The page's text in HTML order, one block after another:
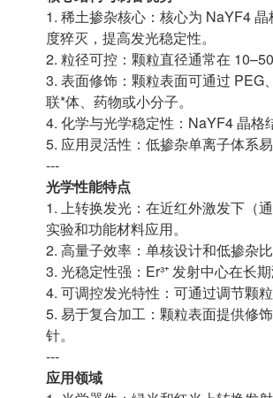
1. 稀土掺杂核心：核心为 NaYF4 晶
度猝灭，提高发光稳定性。
2. 粒径可控：颗粒直径通常在
3. 表面修饰：颗粒表面可通过
联*体、药物或小分子。
4. 化学与光学稳定性：NaYF4 晶格
5. 应用灵活性：低掺杂单离子体系
---
光学性能特点
1. 上转换发光：在近红外激发下（
实验和功能材料应用。
2. 高量子效率：单核设计和低掺杂
3. 光稳定性强：Er³⁺ 发射中心在长
4. 可调控发光特性：可通过调节颗
5. 易于复合加工：颗粒表面提供修
针。
---
应用领域